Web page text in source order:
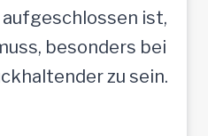
ist,
besonders bei
zu sein.